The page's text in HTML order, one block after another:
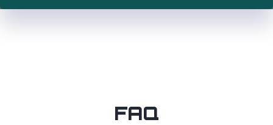
FAQ